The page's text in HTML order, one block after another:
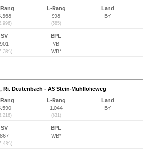
Rang
L-Rang
998
(585)
Land
BY
SV
901
BPL
VB
WB*
Ri. Deutenbach - AS Stein-Mühlloheweg
Rang
L-Rang
1.044
(631)
Land
BY
SV
867
BPL
WB*